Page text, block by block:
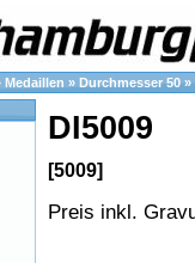
Medaillen » Durchmesser 50 »
DI5009
[5009]
Preis inkl.